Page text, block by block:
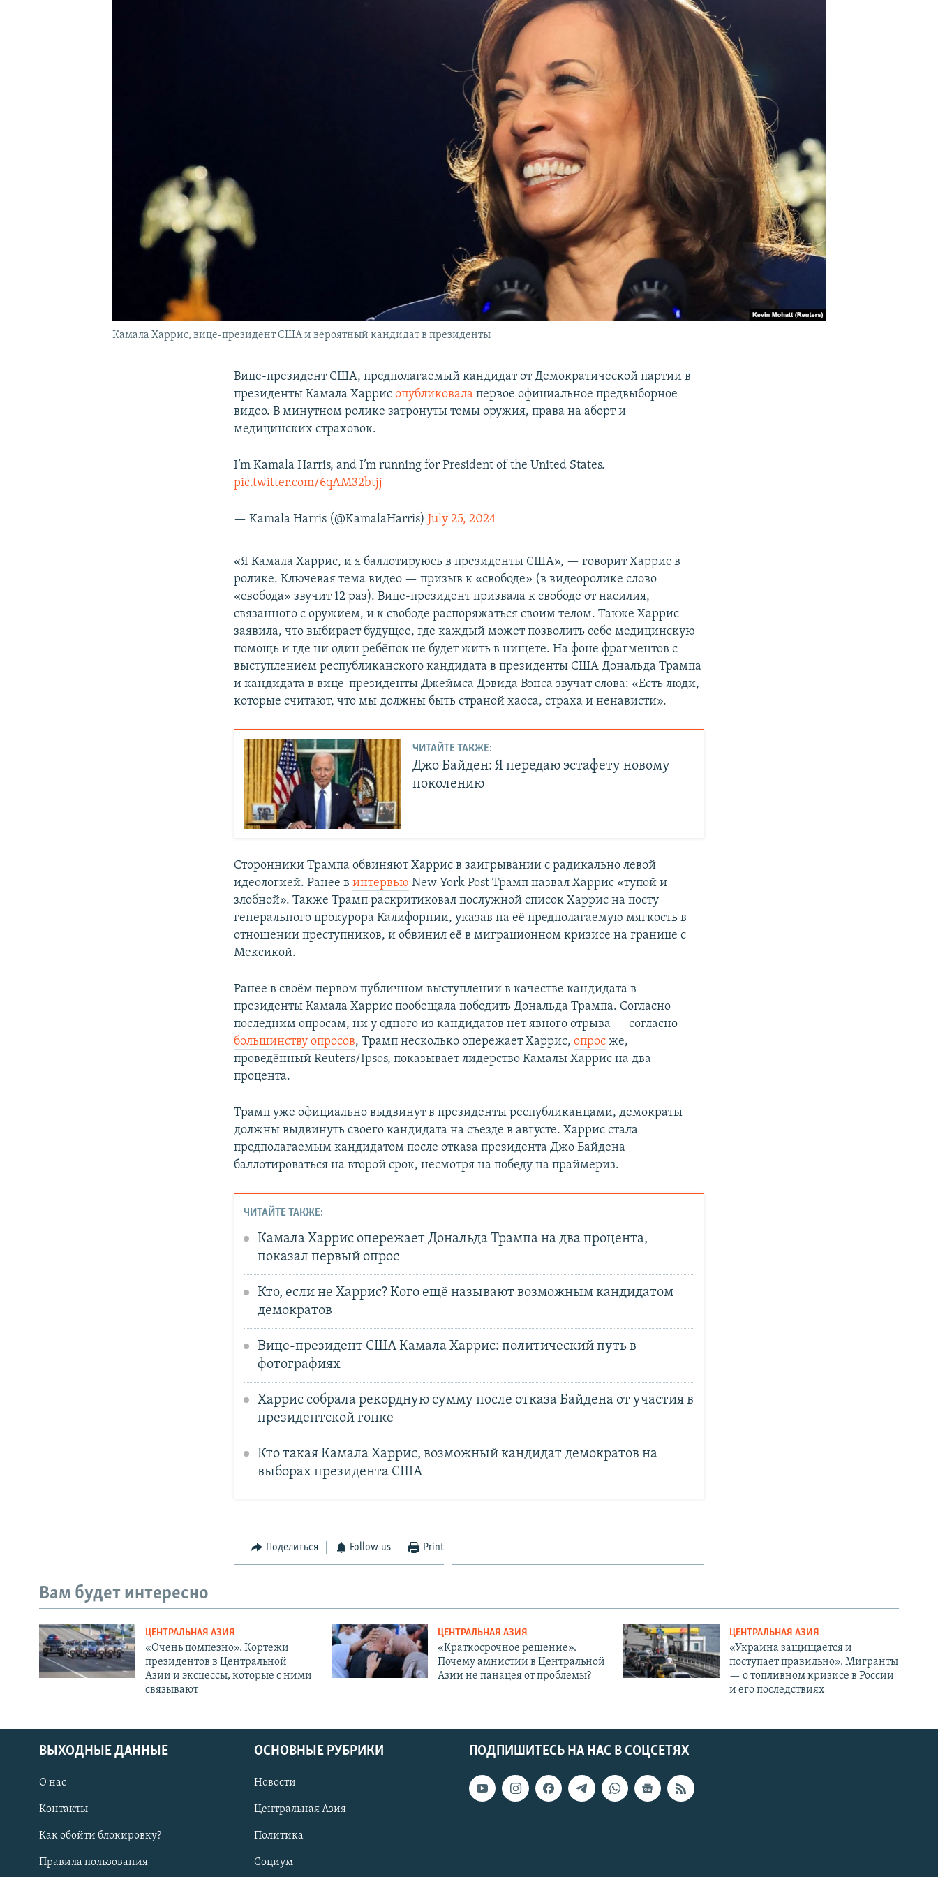
Камала Харрис, вице-президент США и вероятный кандидат в президенты
Вице-президент США, предполагаемый кандидат от Демократической партии в
президенты Камала Харрисопубликовала первое официальное предвыборное
видео. В минутном ролике затронуты темы оружия, права на аборт и
медицинских страховок.
I’m Kamala Harris, and I’m running for President of the United States.
pic.twitter.com/6qAM32btjj
— Kamala Harris (@KamalaHarris)July 25, 2024
«Я Камала Харрис, и я баллотируюсь в президенты США», — говорит Харрис в
ролике. Ключевая тема видео — призыв к «свободе» (в видеоролике слово
«свобода» звучит 12 раз). Вице-президент призвала к свободе от насилия,
связанного с оружием, и к свободе распоряжаться своим телом. Также Харрис
заявила, что выбирает будущее, где каждый может позволить себе медицинскую
помощь и где ни один ребёнок не будет жить в нищете. На фоне фрагментов с
выступлением республиканского кандидата в президенты США Дональда Трампа
и кандидата в вице-президенты Джеймса Дэвида Вэнса звучат слова: «Есть люди,
которые считают, что мы должны быть страной хаоса, страха и ненависти».
ЧИТАЙТЕ ТАКЖЕ:
Джо Байден: Я передаю эстафету новому
поколению
Сторонники Трампа обвиняют Харрис в заигрывании с радикально левой
идеологией. Ранее винтервью New York Post Трамп назвал Харрис «тупой и
злобной». Также Трамп раскритиковал послужной список Харрис на посту
генерального прокурора Калифорнии, указав на её предполагаемую мягкость в
отношении преступников, и обвинил её в миграционном кризисе на границе с
Мексикой.
Ранее в своём первом публичном выступлении в качестве кандидата в
президенты Камала Харрис пообещала победить Дональда Трампа. Согласно
последним опросам, ни у одного из кандидатов нет явного отрыва — согласно
большинству опросов, Трамп несколько опережает Харрис,опрос же,
проведённый Reuters/Ipsos, показывает лидерство Камалы Харрис на два
процента.
Трамп уже официально выдвинут в президенты республиканцами, демократы
должны выдвинуть своего кандидата на съезде в августе. Харрис стала
предполагаемым кандидатом после отказа президента Джо Байдена
баллотироваться на второй срок, несмотря на победу на праймериз.
ЧИТАЙТЕ ТАКЖЕ:
Камала Харрис опережает Дональда Трампа на два процента,
показал первый опрос
Кто, если не Харрис? Кого ещё называют возможным кандидатом
демократов
Вице-президент США Камала Харрис: политический путь в
фотографиях
Харрис собрала рекордную сумму после отказа Байдена от участия в
президентской гонке
Кто такая Камала Харрис, возможный кандидат демократов на
выборах президента США
Поделиться Follow us Print
Вам будет интересно
ЦЕНТРАЛЬНАЯ АЗИЯ
«Очень помпезно». Кортежи
президентов в Центральной
Азии и эксцессы, которые с ними
связывают
ЦЕНТРАЛЬНАЯ АЗИЯ
«Краткосрочное решение».
Почему амнистии в Центральной
Азии не панацея от проблемы?
ЦЕНТРАЛЬНАЯ АЗИЯ
«Украина защищается и
поступает правильно». Мигранты
— о топливном кризисе в России
и его последствиях
ПОДПИШИТЕСЬ НА НАС В СОЦСЕТЯХ
ВЫХОДНЫЕ ДАННЫЕ
О нас
Контакты
Как обойти блокировку?
Правила пользования
ОСНОВНЫЕ РУБРИКИ
Новости
Центральная Азия
Политика
Социум